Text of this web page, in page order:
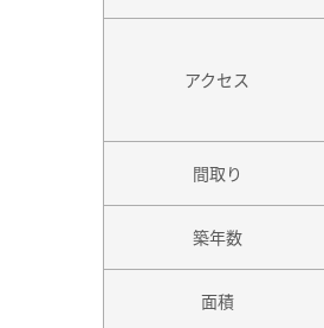
アクセス
間取り
築年数
面積